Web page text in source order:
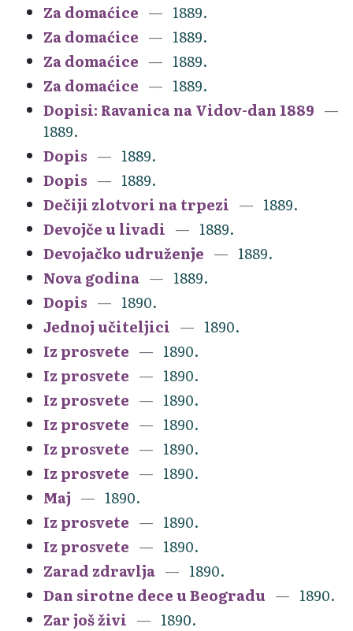
Za domaćice
1889.
Za domaćice
1889.
Za domaćice
1889.
Za domaćice
1889.
Dopisi: Ravanica na Vidov-dan 1889
1889.
Dopis
1889.
Dopis
1889.
Dečiji zlotvori na trpezi
1889.
Devojče u livadi
1889.
Devojačko udruženje
1889.
Nova godina
1889.
Dopis
1890.
Jednoj učiteljici
1890.
Iz prosvete
1890.
Iz prosvete
1890.
Iz prosvete
1890.
Iz prosvete
1890.
Iz prosvete
1890.
Iz prosvete
1890.
Maj
1890.
Iz prosvete
1890.
Iz prosvete
1890.
Zarad zdravlja
1890.
Dan sirotne dece u Beogradu
1890.
Zar još živi
1890.